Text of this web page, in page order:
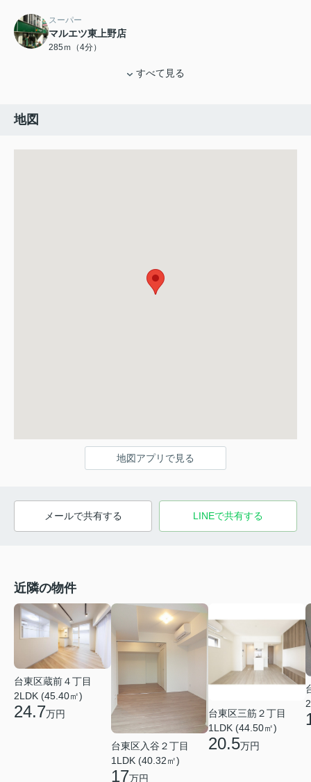
スーパー
マルエツ東上野店
285ｍ（4分）
すべて見る
地図
地図アプリで見る
メールで共有する LINEで共有する
近隣の物件
台東区蔵前４丁目
2LDK (45.40㎡)
24.7万円
台東区入谷２丁目
1LDK (40.32㎡)
17万円
台東区三筋２丁目
1LDK (44.50㎡)
20.5万円